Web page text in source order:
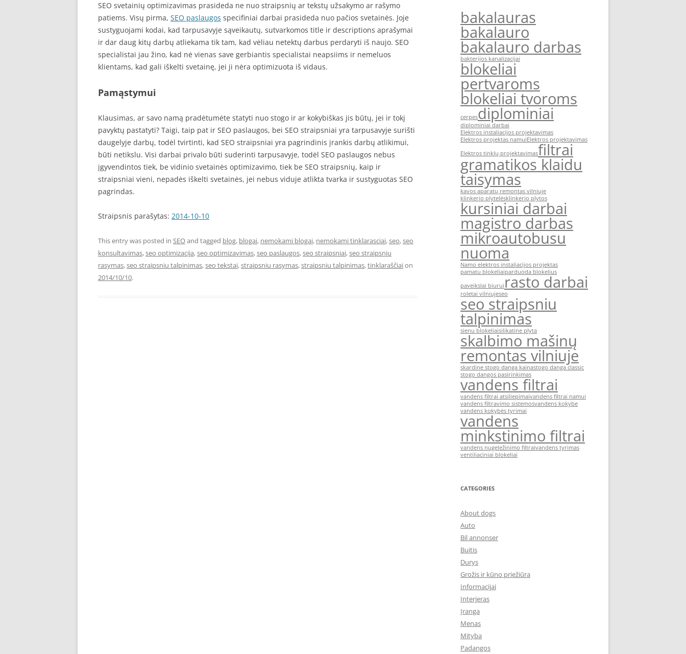
SEO svetainių optimizavimas prasideda ne nuo straipsnių ar tekstų užsakymo ar rašymo
patiems. Visų pirma, SEO paslaugos specifiniai darbai prasideda nuo pačios svetainės. Joje
sustyguojami kodai, kad tarpusavyje sąveikautų, sutvarkomos title ir descriptions aprašymai
ir dar daug kitų darbų atliekama tik tam, kad vėliau netektų darbus perdaryti iš naujo. SEO
specialistai jau žino, kad nė vienas save gerbiantis specialistai neapsiims ir nemeluos
klientams, kad gali iškelti svetainę, jei ji nėra optimizuota iš vidaus.
Pamąstymui
Klausimas, ar savo namą pradėtumėte statyti nuo stogo ir ar kokybiškas jis būtų, jei ir tokį
pavyktų pastatyti? Taigi, taip pat ir SEO paslaugos, bei SEO straipsniai yra tarpusavyje surišti
daugelyje darbų, todėl tvirtinti, kad SEO straipsniai yra pagrindinis įrankis darbų atlikimui,
būti netikslu. Visi darbai privalo būti suderinti tarpusavyje, todėl SEO paslaugos nebus
įgyvendintos tiek, be vidinio svetainės optimizavimo, tiek be SEO straipsnių, kaip ir
straipsniai vieni, nepadės iškelti svetainės, jei nebus viduje atlikta tvarka ir sustyguotas SEO
pagrindas.
Straipsnis parašytas: 2014-10-10
This entry was posted in SEOand tagged blog, blogai, nemokami blogai, nemokami tinklarasciai,seo,seo
konsultavimas,seo optimizacija,seo optimizavimas,seo paslaugos,seo straipsniai,seo straipsniu
rasymas,seo straipsniu talpinimas,seo tekstai,straipsniu rasymas,straipsniu talpinimas,tinklaraščiaion
2014/10/10.
bakalauras
bakalauro
bakalauro darbas
bakterijos kanalizacijai
blokeliai
pertvaroms
blokeliai tvoroms
cerpesdiplominiai
diplominiai darbai
Elektros instaliacijos projektavimas
Elektros projektas namuiElektros projektavimas
Elektros tinklų projektavimasfiltrai
gramatikos klaidu
taisymas
kavos aparatų remontas vilniuje
klinkerio plytelėsklinkerio plytos
kursiniai darbai
magistro darbas
mikroautobusu
nuoma
Namo elektros instaliacijos projektas
pamatu blokeliaiparduoda blokelius
paveikslai biurui rasto darbai
roletai vilniujeseo
seo straipsniu
talpinimas
sienu blokeliaisilikatine plyta
skalbimo mašinų
remontas vilniuje
skardine stogo danga kainastogo danga classic
stogo dangos pasirinkimas
vandens filtrai
vandens filtrai atsiliepimaivandens filtrai namui
vandens filtravimo sistemosvandens kokybe
vandens kokybės tyrimai
vandens
minkstinimo filtrai
vandens nugeležinimo filtraivandens tyrimas
ventiliaciniai blokeliai
CATEGORIES
About dogs
Auto
Bil annonser
Buitis
Durys
Grožis ir kūno priežiūra
Informacijai
Interjeras
Įranga
Menas
Mityba
Padangos